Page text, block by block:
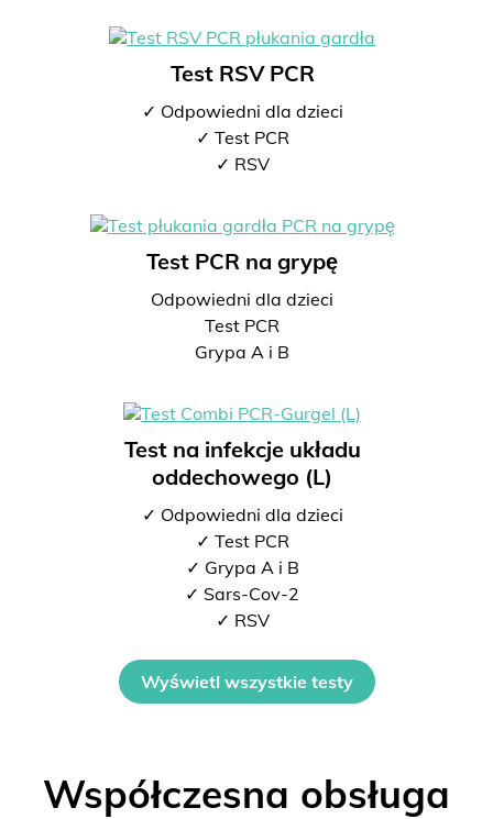
Test RSV PCR
✓ Odpowiedni dla dzieci
✓ Test PCR
✓ RSV
Test PCR na grypę
Odpowiedni dla dzieci
Test PCR
Grypa A i B
Test na infekcje układu
oddechowego (L)
✓ Odpowiedni dla dzieci
✓ Test PCR
✓ Grypa A i B
✓ Sars-Cov-2
✓ RSV
Wyświetl wszystkie testy
Współczesna obsługa